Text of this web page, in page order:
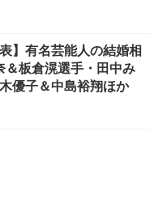
】有名芸能人の結婚相
＆板倉滉選手・田中み
優子＆中島裕翔ほか